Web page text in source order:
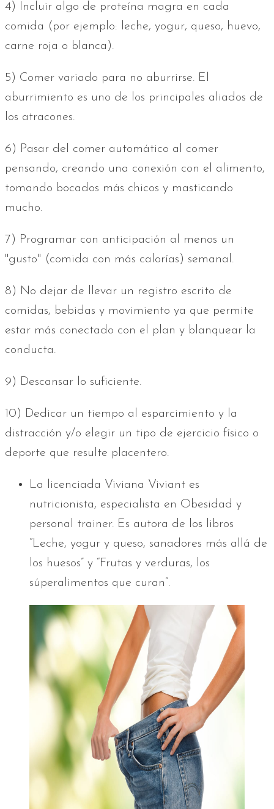
4) Incluir algo de proteína magra en cada
comida (por ejemplo: leche, yogur, queso, huevo,
carne roja o blanca).
5) Comer variado para no aburrirse. El
aburrimiento es uno de los principales aliados de
los atracones.
6) Pasar del comer automático al comer
pensando, creando una conexión con el alimento,
tomando bocados más chicos y masticando
mucho.
7) Programar con anticipación al menos un
"gusto" (comida con más calorías) semanal.
8) No dejar de llevar un registro escrito de
comidas, bebidas y movimiento ya que permite
estar más conectado con el plan y blanquear la
conducta.
9) Descansar lo suficiente.
10) Dedicar un tiempo al esparcimiento y la
distracción y/o elegir un tipo de ejercicio físico o
deporte que resulte placentero.
La licenciada Viviana Viviant es
nutricionista, especialista en Obesidad y
personal trainer. Es autora de los libros
“Leche, yogur y queso, sanadores más allá de
los huesos” y “Frutas y verduras, los
súperalimentos que curan”.